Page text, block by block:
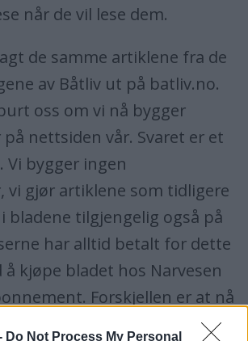
Do Not Process My Personal
når de vil lese dem.
de samme artiklene fra de
av Båtliv ut på batliv.no.
oss om vi nå bygger
nettsiden vår. Svaret er et
Vi bygger ingen
vi gjør artiklene som tidligere
bladene tilgjengelig også på
har alltid betalt for dette
kjøpe bladet hos Narvesen
Forskjellen er at nå